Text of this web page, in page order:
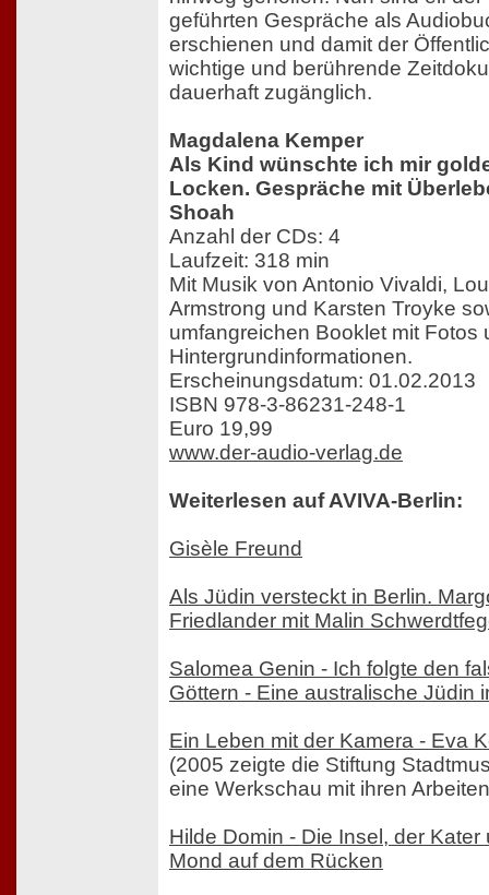
geführten Gespräche als
erschienen und damit der
wichtige und berührende
dauerhaft zugänglich.
Magdalena Kemper
Als Kind wünschte ich mir
Locken. Gespräche mit
Shoah
Anzahl der CDs: 4
Laufzeit: 318 min
Mit Musik von Antonio Vivaldi,
Armstrong und Karsten Troyke
umfangreichen Booklet mit Fotos
Hintergrundinformationen.
Erscheinungsdatum: 01.02.2013
ISBN 978-3-86231-248-1
Euro 19,99
www.der-audio-verlag.de
Weiterlesen auf AVIVA-Berlin:
Gisèle Freund
Als Jüdin versteckt in Berlin.
Friedlander mit Malin
Salomea Genin - Ich folgte den
Göttern - Eine australische Jüdin
Ein Leben mit der Kamera - Eva
(2005 zeigte die Stiftung
eine Werkschau mit ihren
Hilde Domin - Die Insel, der Kater
Mond auf dem Rücken